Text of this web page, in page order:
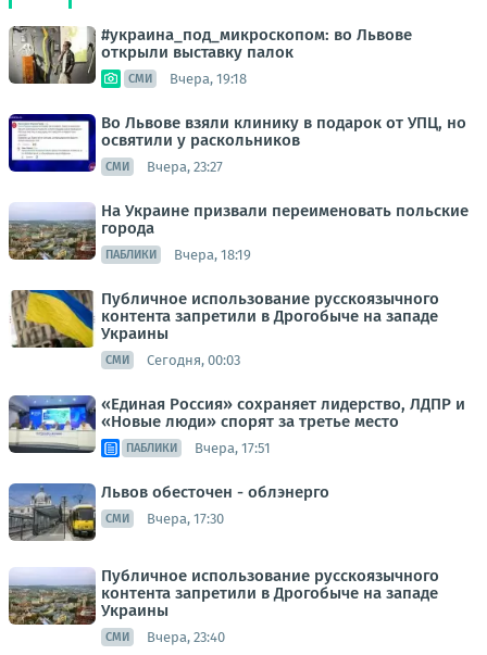
#украина_под_микроскопом: во Львове
открыли выставку палок
СМИ Вчера, 19:18
Во Львове взяли клинику в подарок от УПЦ, но
освятили у раскольников
СМИ Вчера, 23:27
На Украине призвали переименовать польские
города
ПАБЛИКИ Вчера, 18:19
Публичное использование русскоязычного
контента запретили в Дрогобыче на западе
Украины
СМИ Сегодня, 00:03
«Единая Россия» сохраняет лидерство, ЛДПР и
«Новые люди» спорят за третье место
ПАБЛИКИ Вчера, 17:51
Львов обесточен - облэнерго
СМИ Вчера, 17:30
Публичное использование русскоязычного
контента запретили в Дрогобыче на западе
Украины
СМИ Вчера, 23:40